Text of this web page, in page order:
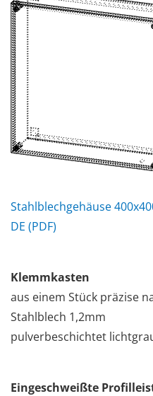
Stahlblechgehäuse
DE (PDF)
Klemmkasten
aus einem Stück präzise
Stahlblech 1,2mm
pulverbeschichtet
Eingeschweißte